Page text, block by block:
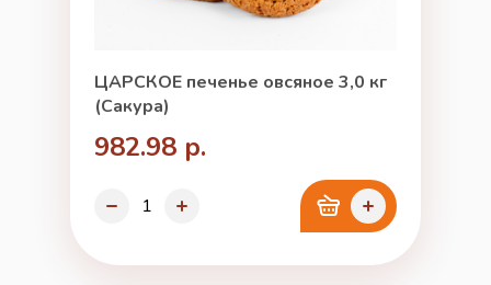
ЦАРСКОЕ печенье овсяное 3,0 кг
(Сакура)
982.98 р.